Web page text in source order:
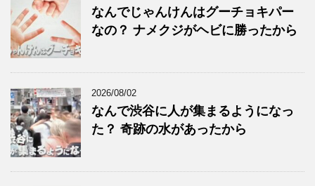
なんでじゃんけんはグーチョキパー
なの？ ナメクジがヘビに勝ったから
2026/08/02
なんで渋谷に人が集まるようになっ
た？ 奇跡の水があったから